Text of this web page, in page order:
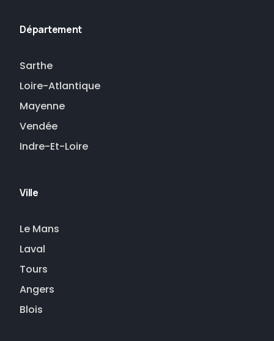
Département
Sarthe
Loire-Atlantique
Mayenne
Vendée
Indre-Et-Loire
Ville
Le Mans
Laval
Tours
Angers
Blois